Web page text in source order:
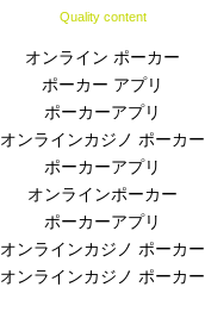
Quality content
オンライン ポーカー
ポーカー アプリ
ポーカーアプリ
オンラインカジノ ポーカー
ポーカーアプリ
オンラインポーカー
ポーカーアプリ
オンラインカジノ ポーカー
オンラインカジノ ポーカー